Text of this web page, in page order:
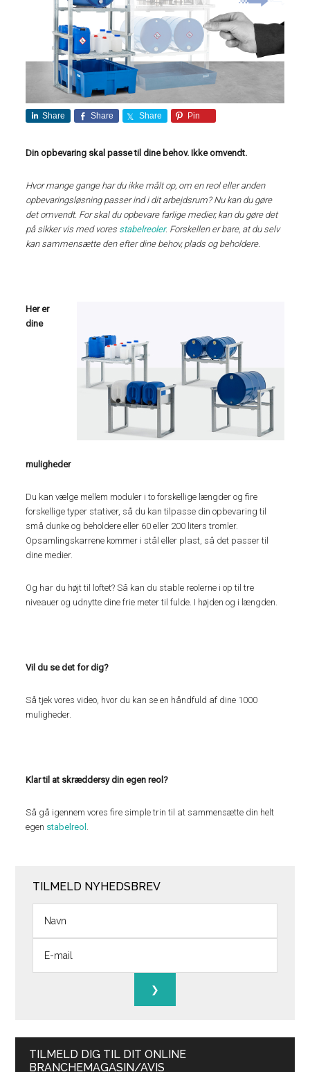
Share Share Share Pin
Din opbevaring skal passe til dine behov. Ikke omvendt.
Hvor mange gange har du ikke målt op, om en reol eller anden
opbevaringsløsning passer ind i dit arbejdsrum? Nu kan du gøre
det omvendt. For skal du opbevare farlige medier, kan du gøre det
på sikker vis med vores stabelreoler. Forskellen er bare, at du selv
kan sammensætte den efter dine behov, plads og beholdere.
Her er
dine
muligheder
Du kan vælge mellem moduler i to forskellige længder og fire
forskellige typer stativer, så du kan tilpasse din opbevaring til
små dunke og beholdere eller 60 eller 200 liters tromler.
Opsamlingskarrene kommer i stål eller plast, så det passer til
dine medier.
Og har du højt til loftet? Så kan du stable reolerne i op til tre
niveauer og udnytte dine frie meter til fulde. I højden og i længden.
Vil du se det for dig?
Så tjek vores video, hvor du kan se en håndfuld af dine 1000
muligheder.
Klar til at skræddersy din egen reol?
Så gå igennem vores fire simple trin til at sammensætte din helt
egen stabelreol .
TILMELD NYHEDSBREV
TILMELD DIG TIL DIT ONLINE
BRANCHEMAGASIN/AVIS